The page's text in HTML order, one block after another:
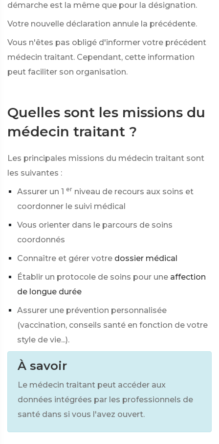
démarche est la même que pour la désignation.
Votre nouvelle déclaration annule la précédente.
Vous n'êtes pas obligé d'informer votre précédent
médecin traitant. Cependant, cette information
peut faciliter son organisation.
Quelles sont les missions du
médecin traitant ?
Les principales missions du médecin traitant sont
les suivantes :
Assurer un 1 er niveau de recours aux soins et
coordonner le suivi médical
Vous orienter dans le parcours de soins
coordonnés
Connaître et gérer votre dossier médical
Établir un protocole de soins pour une affection
de longue durée
Assurer une prévention personnalisée
(vaccination, conseils santé en fonction de votre
style de vie...).
À savoir
Le médecin traitant peut accéder aux
données intégrées par les professionnels de
santé dans si vous l'avez ouvert.